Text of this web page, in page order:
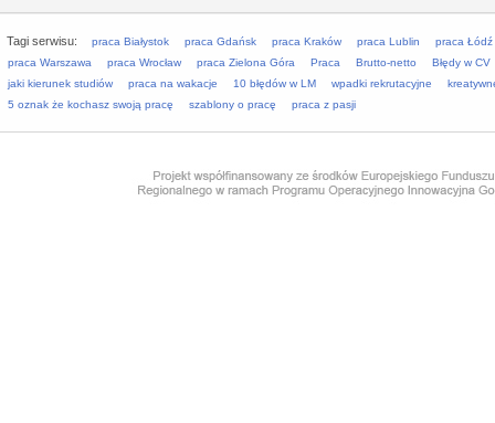
Tagi serwisu: praca Białystok praca Gdańsk praca Kraków praca Lublin
praca Łódź
praca Warszawa
praca Wrocław praca Zielona Góra Praca Brutto-netto
Błędy w CV
jaki kierunek studiów
praca na wakacje 10 błędów w LM wpadki rekrutacyjne
5 oznak że kochasz swoją pracę
szablony o pracę praca z pasji